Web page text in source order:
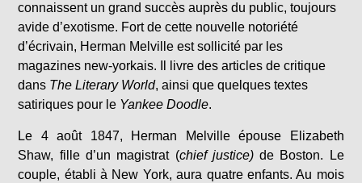
connaissent un grand succès auprès du public, toujours
avide d’exotisme. Fort de cette nouvelle notoriété
d’écrivain, Herman Melville est sollicité par les
magazines new-yorkais. Il livre des articles de critique
dans The Literary World, ainsi que quelques textes
satiriques pour le Yankee Doodle.
Le 4 août 1847, Herman Melville épouse Elizabeth
Shaw, fille d’un magistrat (chief justice)de Boston. Le
couple, établi à New York, aura quatre enfants. Au mois